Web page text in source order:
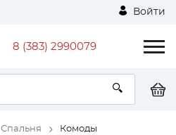
Войти
8 (383) 2990079
Спальня Комоды